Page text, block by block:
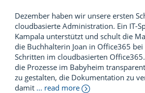
Dezember haben wir unsere ersten
cloudbasierte Administration. Ein IT-
Kampala unterstützt und schult die
die Buchhalterin Joan in Office365
Schritten im cloudbasierten
die Prozesse im Babyheim
zu gestalten, die Dokumentation zu
damit ... read more